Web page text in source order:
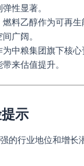
性显著。
燃料乙醇作为可再
广阔。
为中粮集团旗下核
来估值提升。
示
的行业地位和增长